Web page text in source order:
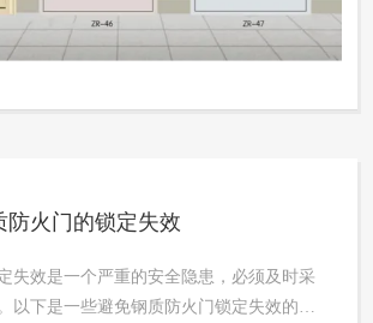
防火门的锁定失效
失效是一个严重的安全隐患，必须及时采
以下是一些避免钢质防火门锁定失效的方